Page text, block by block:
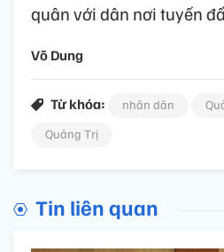
quân với dân nơi tuyến
Võ Dung
Từ khóa: nhân dân
Quảng Trị
Tin liên quan